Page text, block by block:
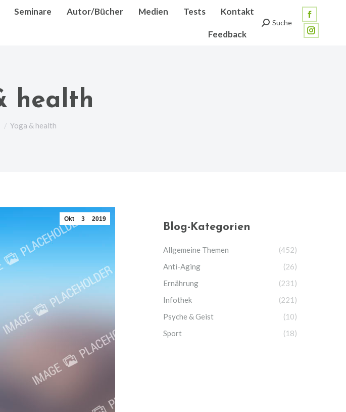
Seminare Autor/Bücher Medien Tests Kontakt
Feedback
Search:
Suche
Facebook
page
health
sich hier:
Yoga & health
Okt 3 2019
Blog-Kategorien
Allgemeine Themen
(452)
Anti-Aging
(26)
Ernährung
(231)
Infothek
(221)
Psyche & Geist
(10)
Sport
(18)